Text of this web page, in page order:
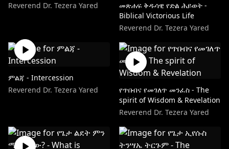
Reverend Dr. Tezera Yared
መጽሐፍ ቅዱሳዊ የድል ሕይወት -
Biblical Victorious Life
Reverend Dr. Tezera Yared
ምልጃ - Intercession
Reverend Dr. Tezera Yared
የጥበብና የመገለጥ መንፈስ - The
spirit of Wisdom & Revelation
Reverend Dr. Tezera Yared